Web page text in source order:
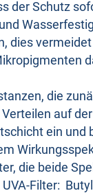
der Schutz
dies
die
auf
ein und
die beide
Filter: